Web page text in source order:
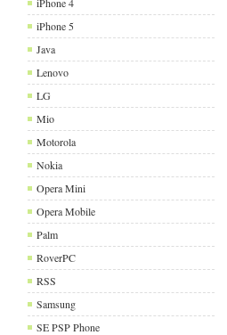
iPhone 5
Java
Lenovo
LG
Mio
Motorola
Nokia
Opera Mini
Opera Mobile
Palm
RoverPC
RSS
Samsung
SE PSP Phone